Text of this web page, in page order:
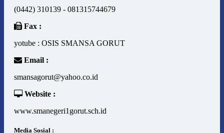
(0442) 310139 - 081315744679
Fax :
yotube : OSIS SMANSA GORUT
Email :
smansagorut@yahoo.co.id
Website :
www.smanegeri1gorut.sch.id
Media Sosial :